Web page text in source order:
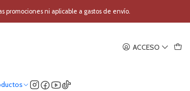
ACCESO
promociones ni aplicable a gastos de envío.
MDX4600
stock